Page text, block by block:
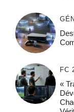
FC
«